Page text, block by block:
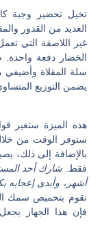
تخيل تحضير وجبة
العديد من القدور
غير اللاصقة التي
الخضار دفعة
سلة المقلاة وأضيفي
يضمن التوزيع
هذه الميزة ستغير
ستوفر الوقت من
بالإضافة إلى ذلك،
فقط. شارك أحد
أشهر، وأبدى إعجابه
تقوم بتحميص سمك
فإن هذا الجهاز